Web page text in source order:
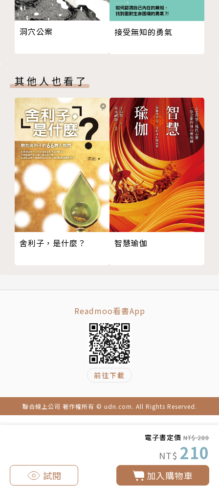
電子書定價 NT$ 280
NT$ 210
加入購物車
試閱
三、聖經對婚姻的教導
四、教父傳統中的婚姻觀
第二節 離婚可否：再思基督徒離婚的正當理由
三、保羅對離婚的教導
四、反思與總結
參考文獻
洞穴公案 接受無知的勇氣
其他人也看了
舍利子，是什麼？ 智慧瑜伽
Readmoo看書App
前往下載
聯合線上公司 著作權所有 © udn.com. All Rights Reserved.